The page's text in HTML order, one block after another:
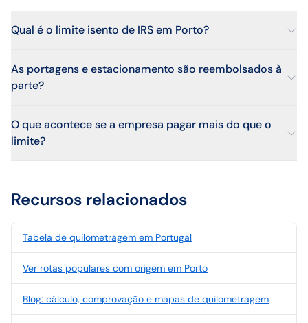
Qual é o limite isento de IRS em Porto?
As portagens e estacionamento são reembolsados à
parte?
O que acontece se a empresa pagar mais do que o
limite?
Recursos relacionados
Tabela de quilometragem em Portugal
Ver rotas populares com origem em Porto
Blog: cálculo, comprovação e mapas de quilometragem